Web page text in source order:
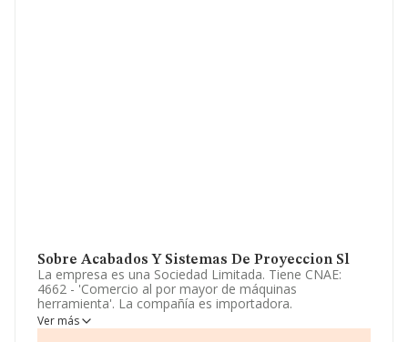
Sobre Acabados Y Sistemas De Proyeccion Sl
La empresa es una Sociedad Limitada. Tiene CNAE:
4662 - 'Comercio al por mayor de máquinas
herramienta'. La compañía es importadora.
Según los datos a disposición de INFORMA, ha tenido
Ver más